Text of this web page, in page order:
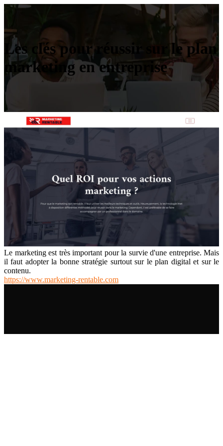
Les clés pour réussir sur le plan
marketing en entreprise
Le marketing est très important pour la survie d'une entreprise. Mais
il faut adopter la bonne stratégie surtout sur le plan digital et sur le
contenu.
https://www.marketing-rentable.com